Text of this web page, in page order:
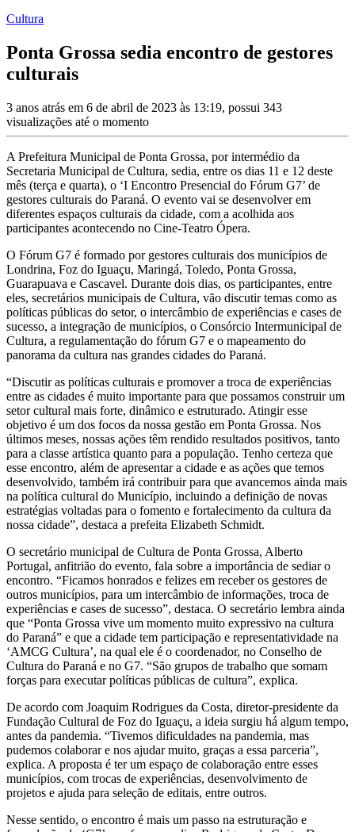
Cultura
Ponta Grossa sedia encontro de gestores
culturais
3 anos atrás em 6 de abril de 2023 às 13:19, possui 343
visualizações até o momento
A Prefeitura Municipal de Ponta Grossa, por intermédio da
Secretaria Municipal de Cultura, sedia, entre os dias 11 e 12 deste
mês (terça e quarta), o ‘I Encontro Presencial do Fórum G7’ de
gestores culturais do Paraná. O evento vai se desenvolver em
diferentes espaços culturais da cidade, com a acolhida aos
participantes acontecendo no Cine-Teatro Ópera.
O Fórum G7 é formado por gestores culturais dos municípios de
Londrina, Foz do Iguaçu, Maringá, Toledo, Ponta Grossa,
Guarapuava e Cascavel. Durante dois dias, os participantes, entre
eles, secretários municipais de Cultura, vão discutir temas como as
políticas públicas do setor, o intercâmbio de experiências e cases de
sucesso, a integração de municípios, o Consórcio Intermunicipal de
Cultura, a regulamentação do fórum G7 e o mapeamento do
panorama da cultura nas grandes cidades do Paraná.
“Discutir as políticas culturais e promover a troca de experiências
entre as cidades é muito importante para que possamos construir um
setor cultural mais forte, dinâmico e estruturado. Atingir esse
objetivo é um dos focos da nossa gestão em Ponta Grossa. Nos
últimos meses, nossas ações têm rendido resultados positivos, tanto
para a classe artística quanto para a população. Tenho certeza que
esse encontro, além de apresentar a cidade e as ações que temos
desenvolvido, também irá contribuir para que avancemos ainda mais
na política cultural do Município, incluindo a definição de novas
estratégias voltadas para o fomento e fortalecimento da cultura da
nossa cidade”, destaca a prefeita Elizabeth Schmidt.
O secretário municipal de Cultura de Ponta Grossa, Alberto
Portugal, anfitrião do evento, fala sobre a importância de sediar o
encontro. “Ficamos honrados e felizes em receber os gestores de
outros municípios, para um intercâmbio de informações, troca de
experiências e cases de sucesso”, destaca. O secretário lembra ainda
que “Ponta Grossa vive um momento muito expressivo na cultura
do Paraná” e que a cidade tem participação e representatividade na
‘AMCG Cultura’, na qual ele é o coordenador, no Conselho de
Cultura do Paraná e no G7. “São grupos de trabalho que somam
forças para executar políticas públicas de cultura”, explica.
De acordo com Joaquim Rodrigues da Costa, diretor-presidente da
Fundação Cultural de Foz do Iguaçu, a ideia surgiu há algum tempo,
antes da pandemia. “Tivemos dificuldades na pandemia, mas
pudemos colaborar e nos ajudar muito, graças a essa parceria”,
explica. A proposta é ter um espaço de colaboração entre esses
municípios, com trocas de experiências, desenvolvimento de
projetos e ajuda para seleção de editais, entre outros.
Nesse sentido, o encontro é mais um passo na estruturação e